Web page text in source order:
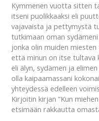
Kymmenen vuotta sitten
itseni puolikkaaksi eli
vajavaista ja pettymystä
tutkimaan oman
jonka olin muiden
että minun on itse tultava
eli älyn, sydämen ja
olla kaipaamassani
yhteydessä edelleen
Kirjoitin kirjan ”Kun
etsimään rakkautta